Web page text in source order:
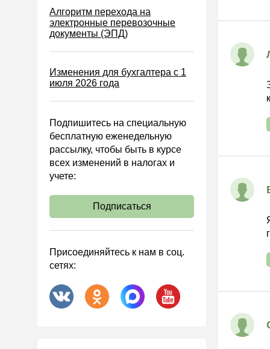
Онлайн-кассы ККТ ККМ
Управленческий учет
Анализ хозяйственной
Охрана труда и аттестация
Охрана труда
Налоговое планирование
Финансовый контроль
Договоры
ООО
АО
Госзакупки
Алгоритм перехода на
электронные перевозочные
документы (ЭПД)
Изменения для бухгалтера с 1
июля 2026 года
Подпишитесь на специальную
бесплатную еженедельную
рассылку, чтобы быть в курсе
всех изменений в налогах и
учете:
Подписаться
Присоединяйтесь к нам в соц.
сетях: